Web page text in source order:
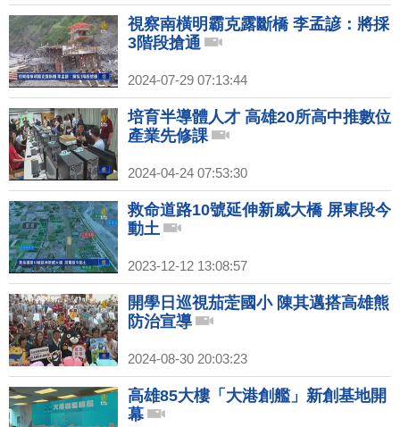
視察南橫明霸克露斷橋 李孟諺：將採
3階段搶通
2024-07-29 07:13:44
培育半導體人才 高雄20所高中推數位
產業先修課
2024-04-24 07:53:30
救命道路10號延伸新威大橋 屏東段今
動土
2023-12-12 13:08:57
開學日巡視茄萣國小 陳其邁搭高雄熊
防治宣導
2024-08-30 20:03:23
高雄85大樓「大港創艦」新創基地開
幕